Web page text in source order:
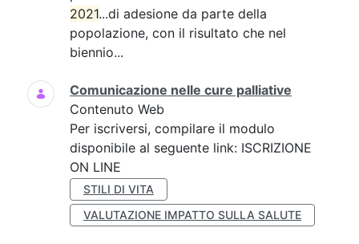
2021...di adesione da parte della
popolazione, con il risultato che nel
biennio...
Comunicazione nelle cure palliative
Contenuto Web
Per iscriversi, compilare il modulo
disponibile al seguente link: ISCRIZIONE
ON LINE
STILI DI VITA
VALUTAZIONE IMPATTO SULLA SALUTE